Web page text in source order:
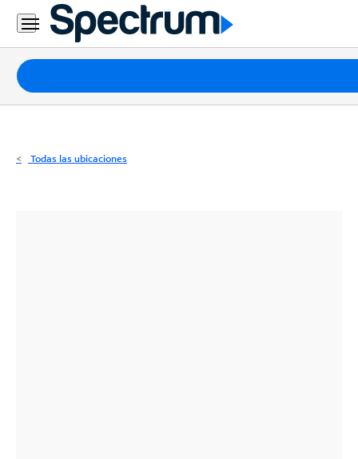
Residencial
Business
Paquetes
Internet
Todas las ubicaciones